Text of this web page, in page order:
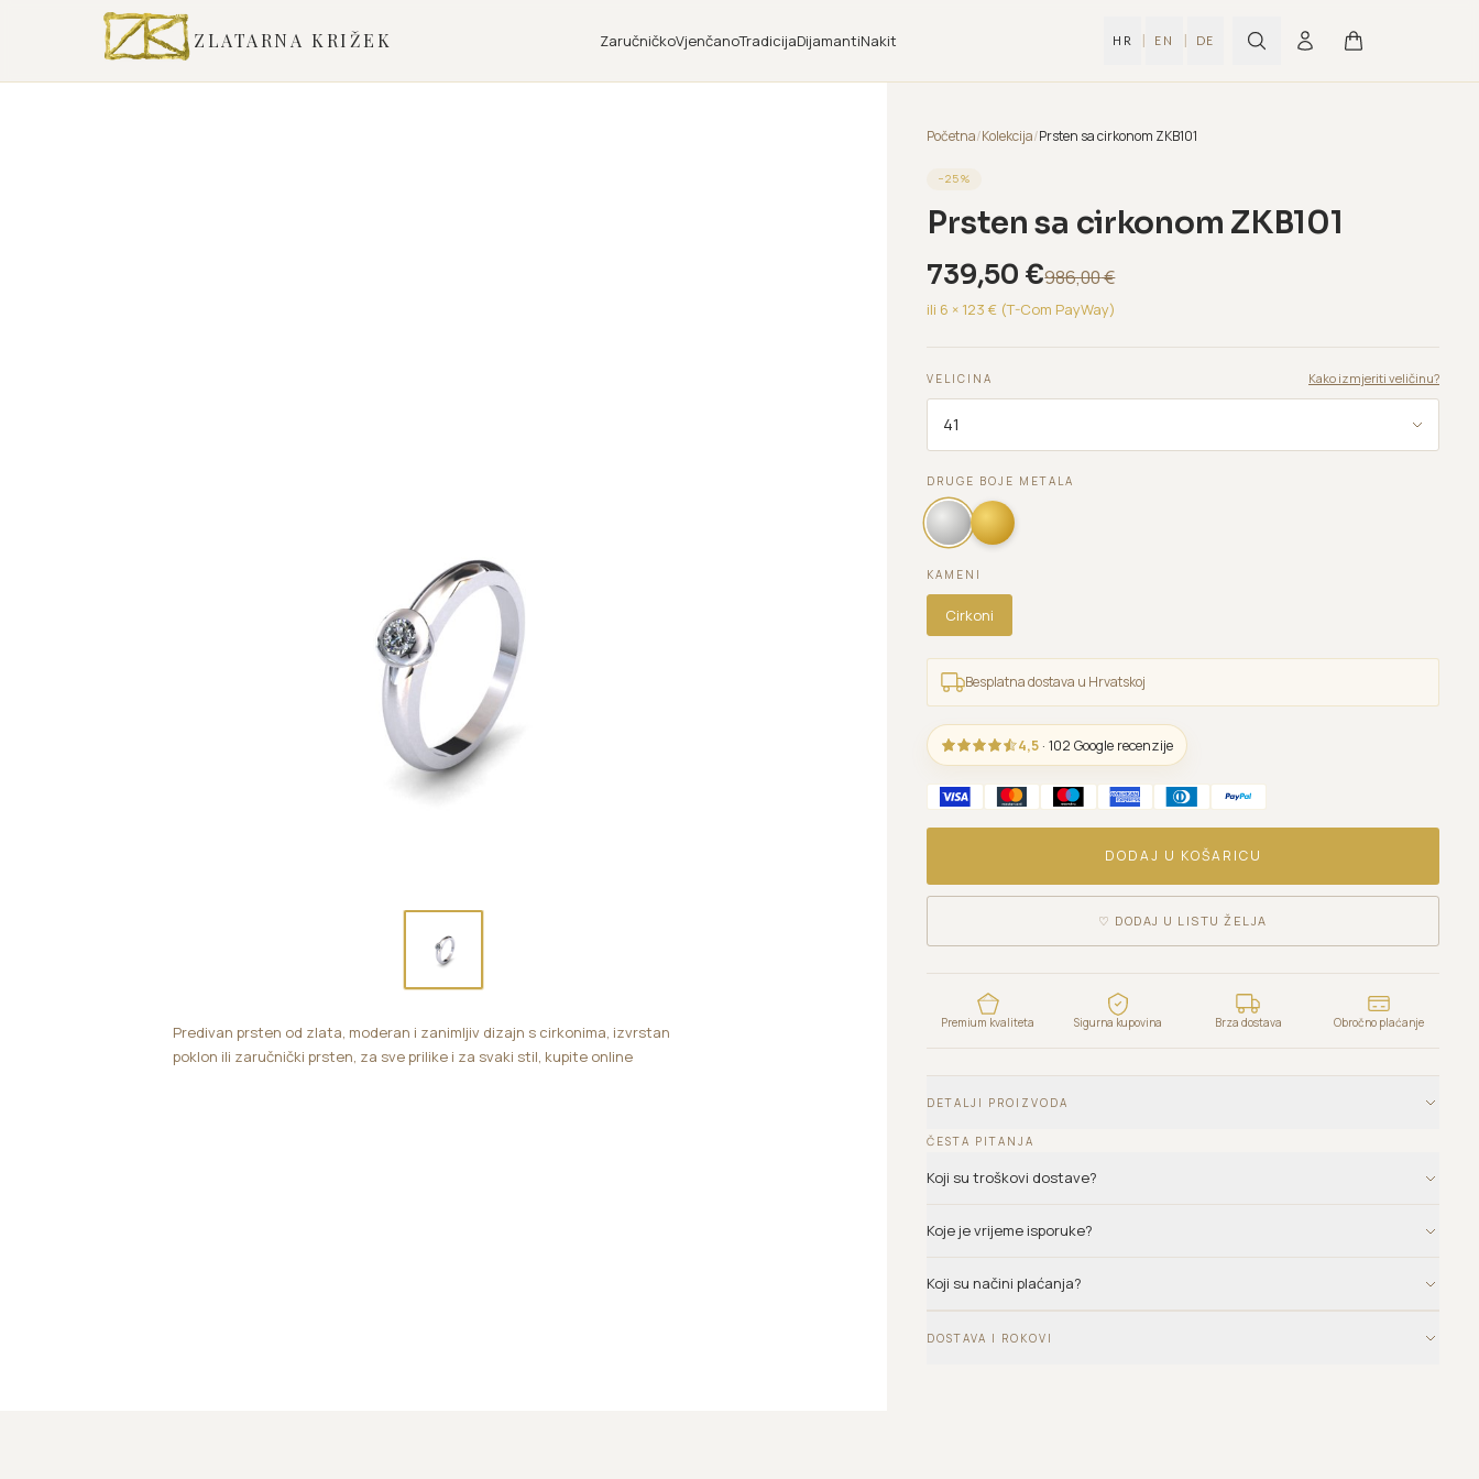
ZLATARNA KRIŽEK ZaručničkoVjenčanoTradicijaDijamantiNakit HR | EN | DE
Predivan prsten od zlata, moderan i zanimljiv dizajn s cirkonima, izvrstan
poklon ili zaručnički prsten, za sve prilike i za svaki stil, kupite online
Početna/Kolekcija/Prsten sa cirkonom ZKB101
−25%
Prsten sa cirkonom ZKB101
739,50 €986,00€
ili 6 × 123 € (T-Com PayWay)
VELICINA Kako izmjeriti veličinu?
DRUGE BOJE METALA
KAMENI
Cirkoni
Besplatna dostava u Hrvatskoj
4,5 · 102 Google recenzije
DODAJ U KOŠARICU
♡ DODAJ U LISTU ŽELJA
Premium kvaliteta Sigurna kupovina Brza dostava Obročno plaćanje
DETALJI PROIZVODA
ČESTA PITANJA
Koji su troškovi dostave?
Koje je vrijeme isporuke?
Koji su načini plaćanja?
DOSTAVA I ROKOVI